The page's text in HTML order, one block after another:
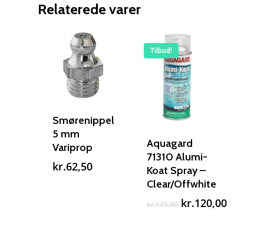
Relaterede varer
Smørenippel
5 mm
Variprop
kr.62,50
Tilbud!
Aquagard
71310 Alumi-
Koat Spray –
Clear/Offwhite
kr.175,00 Den
kr.120,00Den
Reparation
Om reparation
Før / efter
Indlever din propel
Guides
Aksler i tommer
Påføring af PropShield
Montering af propel
Afmontering af propel
Mercury guide
Shop
Om os
Kontakt
Ring på 75 59 43